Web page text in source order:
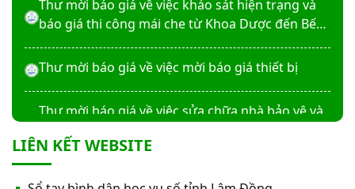
Thư mời báo giá về việc khảo sát hiện trạng và
báo giá thi công mái che từ Khoa Dược đến Bếp
Thư mời báo giá về việc mời báo giá thiết bị
Thư mời báo giá về việc sửa chữa nhà bảo vệ và
LIÊN KẾT WEBSITE